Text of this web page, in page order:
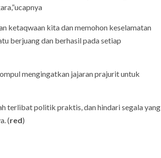
ketaqwaan kita dan memohon keselamatan
berjuang dan berhasil pada setiap
mengingatkan jajaran prajurit untuk
terlibat politik praktis, dan hindari segala yang
(red)